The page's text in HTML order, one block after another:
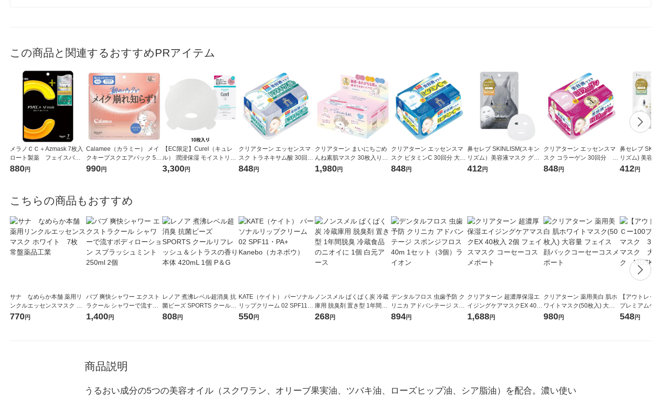
この商品と関連するおすすめPRアイテム
メラノＣＣ＋Azmask 7枚入
ロート製薬 フェイスパッ
ク 美白 ピュアビタミンC
880円
Calamee（カラミー） メイ
クキープスクエアパック 50
枚入 1個 ロート製薬 部分
990円
【EC限定】Curel（キュレ
ル） 潤浸保湿 モイストリペ
アシートマスク 10枚 花王
3,300円
クリアターン エッセンスマ
スク トラネキサム酸 30回分
大容量 フェイス コーセーコ
848円
クリアターン まいにちごめ
んね素肌マスク 30枚入り
コーセーコスメポート
1,980円
クリアターン エッセンスマ
スク ビタミンC 30回分 大容
量 しみ そばかす 美白
848円
鼻セレブ SKINLISM(スキン
リズム）美容液マスク グレ
ー 高保湿 ハリ 敏感肌用 保
412円
クリアターン エッセンスマ
スク コラーゲン 30回分 大
容量 ハリ 美容液 コーセー
848円
鼻セレブ
リズム) 美容液
保湿 低刺激 敏
412円
こちらの商品もおすすめ
サナ なめらか本舗 薬用リ
ンクルエッセンスマスク ホ
ワイト 7枚 常盤薬品工業
770円
バブ 爽快シャワー エクスト
ラクール シャワーで流すボ
ディローション スプラッシ
1,400円
レノア 煮沸レベル超消臭 抗
菌ビーズ SPORTS クールリ
フレッシュ＆シトラスの香
808円
KATE（ケイト） パーソナル
リップクリーム 02 SPF11・
PA+ Kanebo（カネボウ）
550円
ノンスメル ぱくぱく炭 冷蔵
庫用 脱臭剤 置き型 1年間脱
臭 冷蔵食品のニオイに 1個
268円
デンタルフロス 虫歯予防 ク
リニカ アドバンテージ スポ
ンジフロス 40m 1セット（3
894円
クリアターン 超濃厚保湿エ
イジングケアマスクEX 40枚
入 2個 フェイスマスク コー
1,688円
クリアターン 薬用美白 肌ホ
ワイトマスク(50枚入) 大容
量 フェイス 顔パックコーセ
980円
【アウトレッ
プレミアムケ
Ｐ シートマ
548円
商品説明
うるおい成分の5つの美容オイル（スクワラン、オリーブ果実油、ツバキ油、ローズヒップ油、シア脂油）を配合。濃い使い